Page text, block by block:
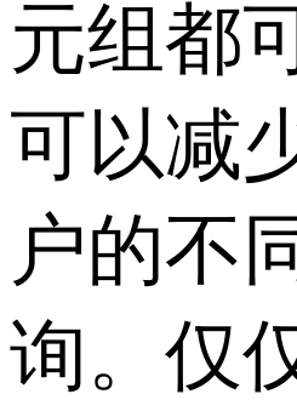
元组都
可以减
户的不
询。仅